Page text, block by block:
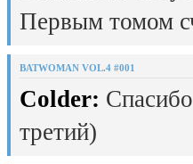
Первым томом
BATWOMAN VOL.4 #001
Colder:
третий)